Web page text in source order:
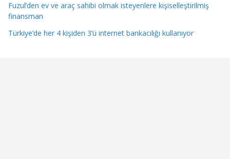
Fuzul’den ev ve araç sahibi olmak isteyenlere kişiselleştirilmiş
finansman
Türkiye’de her 4 kişiden 3’ü internet bankacılığı kullanıyor